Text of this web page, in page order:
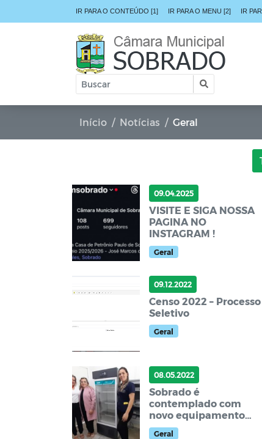
IR PARA O CONTEÚDO [1] IR PARA O MENU [2] IR
Início Notícias Geral
09.04.2025
VISITE E SIGA NOSSA
PAGINA NO
INSTAGRAM !
Geral
09.12.2022
Censo 2022 – Processo
Seletivo
Geral
08.05.2022
Sobrado é
contemplado com
novo equipamento
câmara fria
Geral